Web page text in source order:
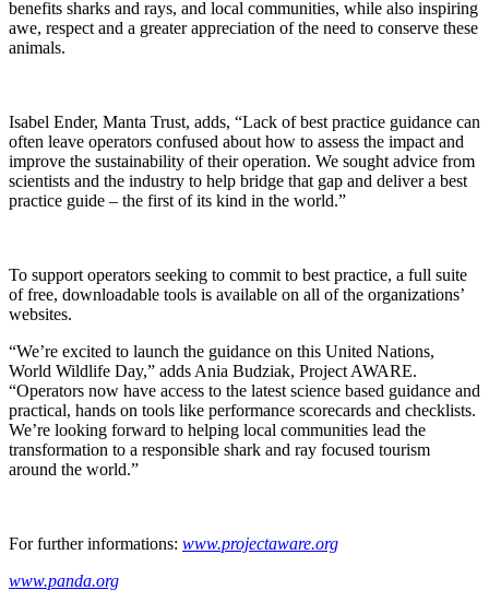
benefits sharks and rays, and local communities, while also inspiring
awe, respect and a greater appreciation of the need to conserve these
animals.
Isabel Ender, Manta Trust, adds, “Lack of best practice guidance can
often leave operators confused about how to assess the impact and
improve the sustainability of their operation. We sought advice from
scientists and the industry to help bridge that gap and deliver a best
practice guide – the first of its kind in the world.”
To support operators seeking to commit to best practice, a full suite
of free, downloadable tools is available on all of the organizations’
websites.
“We’re excited to launch the guidance on this United Nations,
World Wildlife Day,” adds Ania Budziak, Project AWARE.
“Operators now have access to the latest science based guidance and
practical, hands on tools like performance scorecards and checklists.
We’re looking forward to helping local communities lead the
transformation to a responsible shark and ray focused tourism
around the world.”
For further informations: www.projectaware.org
www.panda.org